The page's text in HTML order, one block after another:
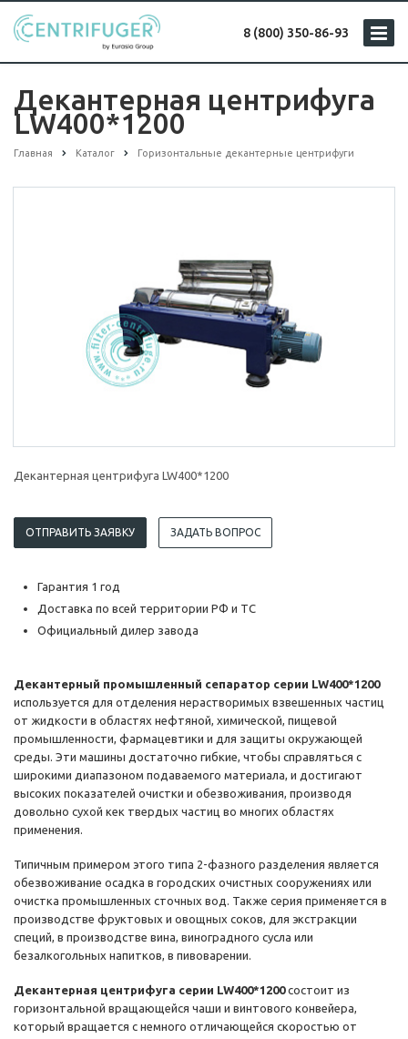
8 (800) 350-86-93
Декантерная центрифуга
LW400*1200
Главная Каталог Горизонтальные декантерные центрифуги
Декантерная центрифуга LW400*1200
ОТПРАВИТЬ ЗАЯВКУ ЗАДАТЬ ВОПРОС
Гарантия 1 год
Доставка по всей территории РФ и ТС
Официальный дилер завода
Декантерный промышленный сепаратор серии LW400*1200
используется для отделения нерастворимых взвешенных частиц
от жидкости в областях нефтяной, химической, пищевой
промышленности, фармацевтики и для защиты окружающей
среды. Эти машины достаточно гибкие, чтобы справляться с
широкими диапазоном подаваемого материала, и достигают
высоких показателей очистки и обезвоживания, производя
довольно сухой кек твердых частиц во многих областях
применения.
Типичным примером этого типа 2-фазного разделения является
обезвоживание осадка в городских очистных сооружениях или
очистка промышленных сточных вод. Также серия применяется в
производстве фруктовых и овощных соков, для экстракции
специй, в производстве вина, виноградного сусла или
безалкогольных напитков, в пивоварении.
Декантерная центрифуга серии LW400*1200состоит из
горизонтальной вращающейся чаши и винтового конвейера,
который вращается с немного отличающейся скоростью от